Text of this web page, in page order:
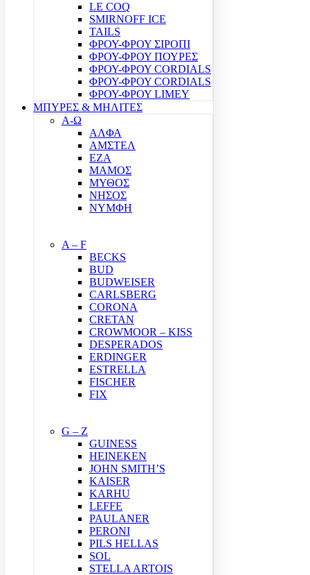
LE COQ
SMIRNOFF ICE
TAILS
ΦΡΟΥ-ΦΡΟΥ ΣΙΡΟΠΙ
ΦΡΟΥ-ΦΡΟΥ ΠΟΥΡΕΣ
ΦΡΟΥ-ΦΡΟΥ CORDIALS
ΦΡΟΥ-ΦΡΟΥ CORDIALS
ΦΡΟΥ-ΦΡΟΥ LIMEY
ΜΠΥΡΕΣ & ΜΗΛΙΤΕΣ
Α-Ω
ΑΛΦΑ
ΑΜΣΤΕΛ
ΕΖΑ
ΜΑΜΟΣ
ΜΥΘΟΣ
ΝΗΣΟΣ
ΝΥΜΦΗ
A – F
BECKS
BUD
BUDWEISER
CARLSBERG
CORONA
CRETAN
CROWMOOR – KISS
DESPERADOS
ERDINGER
ESTRELLA
FISCHER
FIX
G – Z
GUINESS
HEINEKEN
JOHN SMITH’S
KAISER
KARHU
LEFFE
PAULANER
PERONI
PILS HELLAS
SOL
STELLA ARTOIS